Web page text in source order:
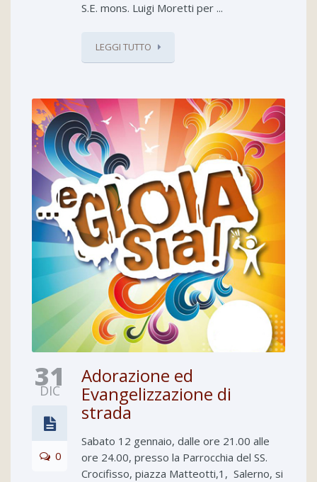
S.E. mons. Luigi Moretti per ...
LEGGI TUTTO
31
DIC
0
Adorazione ed
Evangelizzazione di
strada
Sabato 12 gennaio, dalle ore 21.00 alle
ore 24.00, presso la Parrocchia del SS.
Crocifisso, piazza Matteotti,1, Salerno, si